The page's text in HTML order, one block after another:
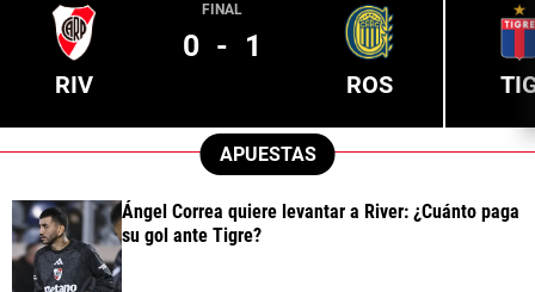
RIV
FINAL
0 - 1
ROS
APUESTAS
Ángel Correa quiere levantar a River: ¿Cuánto paga
su gol ante Tigre?